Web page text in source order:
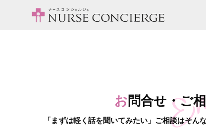
お問合せ・ご
「まずは軽く話を聞いてみたい」ご相談はそん